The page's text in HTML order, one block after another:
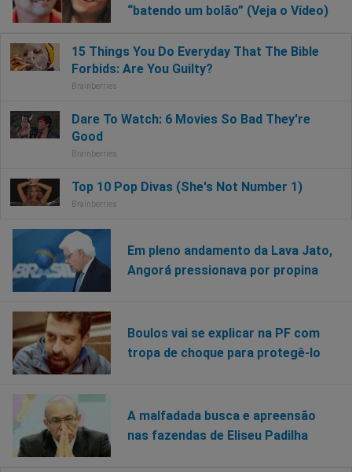
“batendo um bolão” (Veja o Vídeo)
Em pleno andamento da Lava Jato,
Angorá pressionava por propina
Boulos vai se explicar na PF com
tropa de choque para protegê-lo
A malfadada busca e apreensão
nas fazendas de Eliseu Padilha